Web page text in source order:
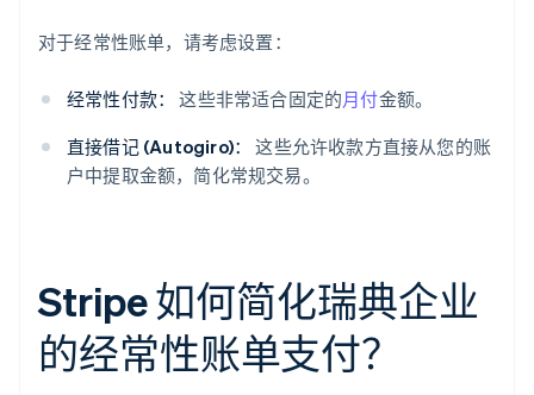
对于经常性账单，请考虑设置：
经常性付款： 这些非常适合固定的月付金额。
直接借记 (Autogiro)：
这些允许收款方直接从您的账
户中提取金额，简化常规交易。
Stripe 如何简化瑞典企业
的经常性账单支付？